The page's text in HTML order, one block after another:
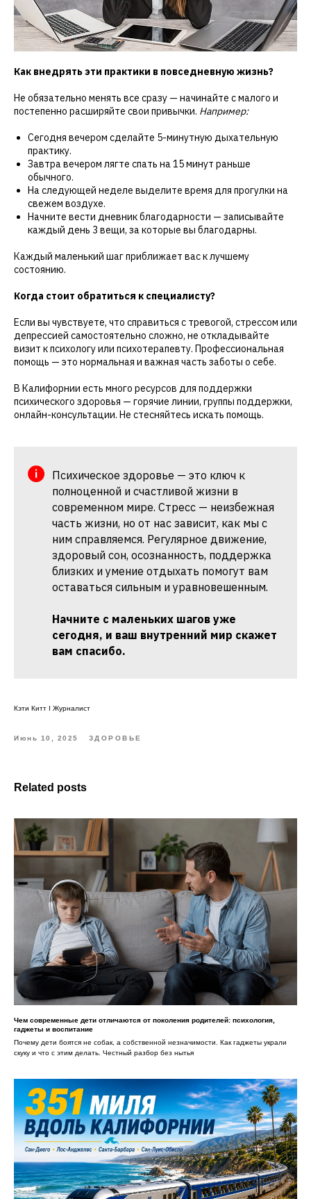
Как внедрять эти практики в повседневную жизнь?
Не обязательно менять все сразу — начинайте с малого и
постепенно расширяйте свои привычки. Например:
Сегодня вечером сделайте 5-минутную дыхательную
практику.
Завтра вечером лягте спать на 15 минут раньше
обычного.
На следующей неделе выделите время для прогулки на
свежем воздухе.
Начните вести дневник благодарности — записывайте
каждый день 3 вещи, за которые вы благодарны.
Каждый маленький шаг приближает вас к лучшему
состоянию.
Когда стоит обратиться к специалисту?
Если вы чувствуете, что справиться с тревогой, стрессом или
депрессией самостоятельно сложно, не откладывайте
визит к психологу или психотерапевту. Профессиональная
помощь — это нормальная и важная часть заботы о себе.
В Калифорнии есть много ресурсов для поддержки
психического здоровья — горячие линии, группы поддержки,
онлайн-консультации. Не стесняйтесь искать помощь.
Психическое здоровье — это ключ к
полноценной и счастливой жизни в
современном мире. Стресс — неизбежная
часть жизни, но от нас зависит, как мы с
ним справляемся. Регулярное движение,
здоровый сон, осознанность, поддержка
близких и умение отдыхать помогут вам
оставаться сильным и уравновешенным.
Начните с маленьких шагов уже
сегодня, и ваш внутренний мир скажет
вам спасибо.
Кэти Китт I Журналист
Июнь 10, 2025 ЗДОРОВЬЕ
Related posts
Чем современные дети отличаются от поколения родителей: психология,
гаджеты и воспитание
Почему дети боятся не собак, а собственной незначимости. Как гаджеты украли
скуку и что с этим делать. Честный разбор без нытья